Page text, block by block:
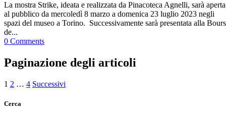
La mostra Strike, ideata e realizzata da Pinacoteca Agnelli, sarà aperta
al pubblico da mercoledì 8 marzo a domenica 23 luglio 2023 negli
spazi del museo a Torino. Successivamente sarà presentata alla
de...
0 Comments
Paginazione degli articoli
1 2 … 4 Successivi
Cerca